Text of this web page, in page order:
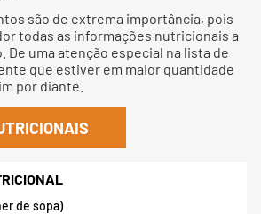
são de extrema importância, pois
todas as informações nutricionais a
uma atenção especial na lista de
que estiver em maior quantidade
por diante.
de sopa)